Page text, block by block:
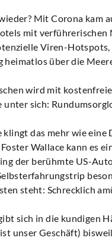
Mit Corona kam
mit verführerischen
Viren-Hotspots,
heimatlos über die
wird mit
unter sich:
klingt das mehr wie
Wallace kann es
der berühmte US-
steht: Schrecklich
sich in die kundigen
unser Geschäft)